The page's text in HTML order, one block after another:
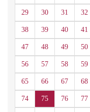
29 30 31 32
38 39 40 41
47 48 49 50
56 57 58 59
65 66 67 68
74 75 76 77